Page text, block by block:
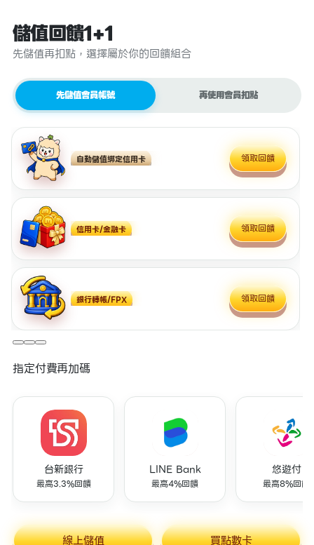
儲值回饋1+1
先儲值再扣點，選擇屬於你的回饋組合
先儲值會員帳號 再使用會員扣點
自動儲值綁定信用卡 領取回饋
信用卡/金融卡 領取回饋
銀行轉帳/FPX 領取回饋
指定付費再加碼
台新銀行
最高3.3%回饋
LINE Bank
最高4%回饋
悠遊付
最高8%回饋
線上儲值 買點數卡